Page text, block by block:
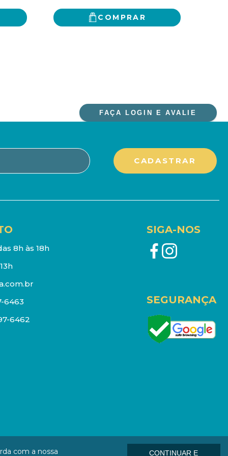
COMPRAR
FAÇA LOGIN E AVALIE
8h às 18h
6463
6462
SIGA-NOS
SEGURANÇA
com a nossa CONTINUAR E